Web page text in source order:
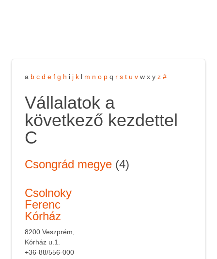
a b c d e f g h i j k l m n o p q r s t u v w x y z #
Vállalatok a
következő kezdettel
C
Csongrád megye (4)
Csolnoky
Ferenc
Kórház
8200 Veszprém,
Kórház u.1.
+36-88/556-000